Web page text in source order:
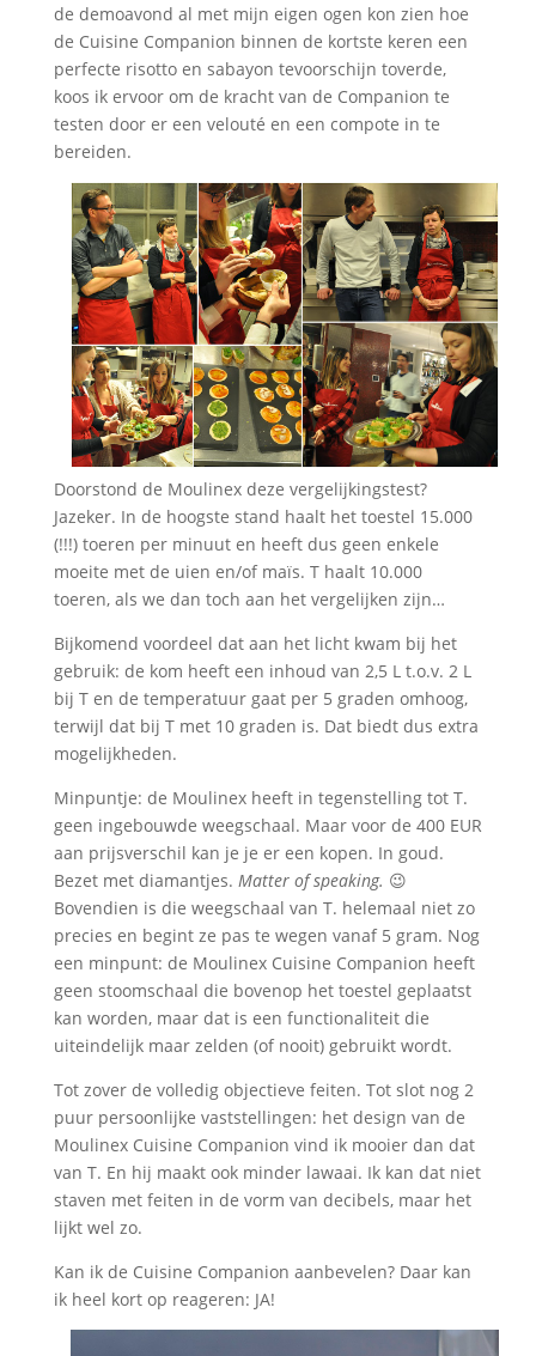
de demoavond al met mijn eigen ogen kon zien hoe
de Cuisine Companion binnen de kortste keren een
perfecte risotto en sabayon tevoorschijn toverde,
koos ik ervoor om de kracht van de Companion te
testen door er een velouté en een compote in te
bereiden.
Doorstond de Moulinex deze vergelijkingstest?
Jazeker. In de hoogste stand haalt het toestel 15.000
(!!!) toeren per minuut en heeft dus geen enkele
moeite met de uien en/of maïs. T haalt 10.000
toeren, als we dan toch aan het vergelijken zijn…
Bijkomend voordeel dat aan het licht kwam bij het
gebruik: de kom heeft een inhoud van 2,5 L t.o.v. 2 L
bij T en de temperatuur gaat per 5 graden omhoog,
terwijl dat bij T met 10 graden is. Dat biedt dus extra
mogelijkheden.
Minpuntje: de Moulinex heeft in tegenstelling tot T.
geen ingebouwde weegschaal. Maar voor de 400 EUR
aan prijsverschil kan je je er een kopen. In goud.
Bezet met diamantjes. Matter of speaking. 😉
Bovendien is die weegschaal van T. helemaal niet zo
precies en begint ze pas te wegen vanaf 5 gram. Nog
een minpunt: de Moulinex Cuisine Companion heeft
geen stoomschaal die bovenop het toestel geplaatst
kan worden, maar dat is een functionaliteit die
uiteindelijk maar zelden (of nooit) gebruikt wordt.
Tot zover de volledig objectieve feiten. Tot slot nog 2
puur persoonlijke vaststellingen: het design van de
Moulinex Cuisine Companion vind ik mooier dan dat
van T. En hij maakt ook minder lawaai. Ik kan dat niet
staven met feiten in de vorm van decibels, maar het
lijkt wel zo.
Kan ik de Cuisine Companion aanbevelen? Daar kan
ik heel kort op reageren: JA!